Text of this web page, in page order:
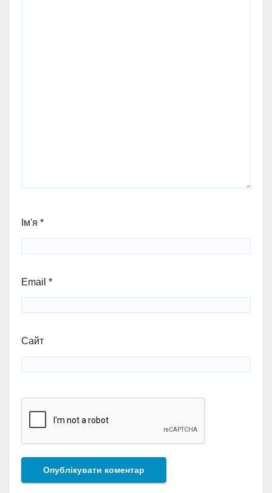
Ім'я *
Email *
Сайт